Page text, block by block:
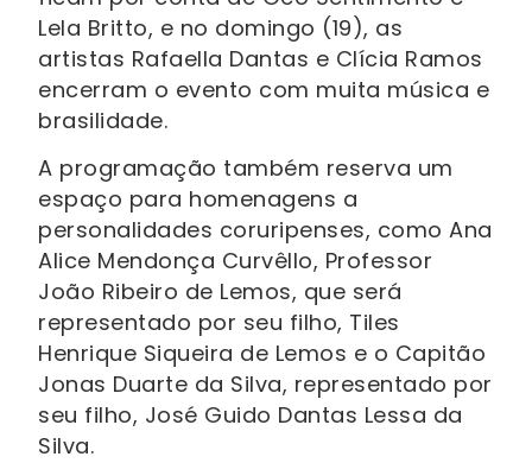
Lela Britto, e no domingo (19), as
artistas Rafaella Dantas e Clícia Ramos
encerram o evento com muita música e
brasilidade.
A programação também reserva um
espaço para homenagens a
personalidades coruripenses, como Ana
Alice Mendonça Curvêllo, Professor
João Ribeiro de Lemos, que será
representado por seu filho, Tiles
Henrique Siqueira de Lemos e o Capitão
Jonas Duarte da Silva, representado por
seu filho, José Guido Dantas Lessa da
Silva.